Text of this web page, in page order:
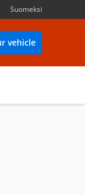
Suomeksi
vehicle